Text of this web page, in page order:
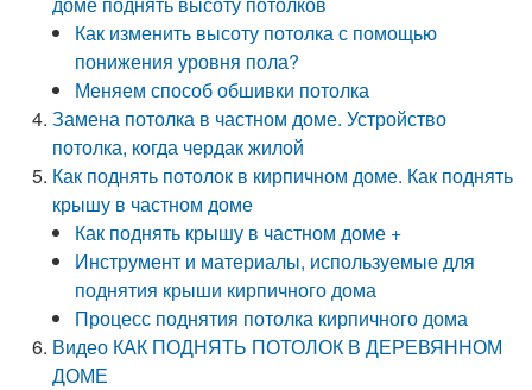
Как изменить высоту потолка с помощью
понижения уровня пола?
Меняем способ обшивки потолка
Замена потолка в частном доме. Устройство
потолка, когда чердак жилой
Как поднять потолок в кирпичном доме. Как поднять
крышу в частном доме
Как поднять крышу в частном доме +
Инструмент и материалы, используемые для
поднятия крыши кирпичного дома
Процесс поднятия потолка кирпичного дома
Видео КАК ПОДНЯТЬ ПОТОЛОК В ДЕРЕВЯННОМ
ДОМЕ